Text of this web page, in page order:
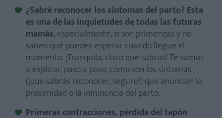
¿Sabré reconocer los síntomas del parto? Esta
es una de las inquietudes de todas las futuras
mamás, especialmente, si son primerizas y no
saben qué pueden esperar cuando llegue el
momento. ¡Tranquila, claro que sabrás! Te vamos
a explicar, paso a paso, cómo son los síntomas
(¡que sabrás reconocer, seguro!) que anuncian la
proximidad o la inminencia del parto.
Primeras contracciones, pérdida del tapón